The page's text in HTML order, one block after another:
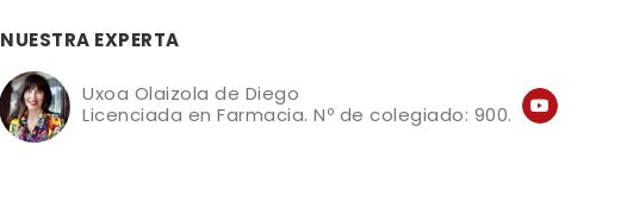
NUESTRA EXPERTA
Uxoa Olaizola de Diego
Licenciada en Farmacia. Nº de colegiado: 900.